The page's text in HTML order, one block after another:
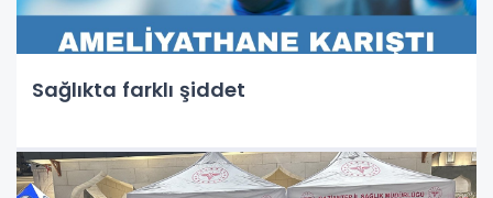
Sağlıkta farklı şiddet